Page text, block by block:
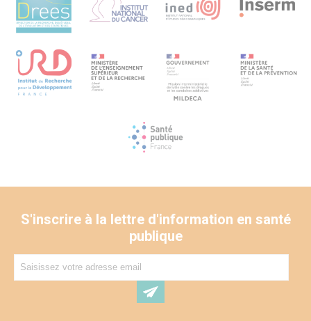
S'inscrire à la lettre d'information en santé
publique